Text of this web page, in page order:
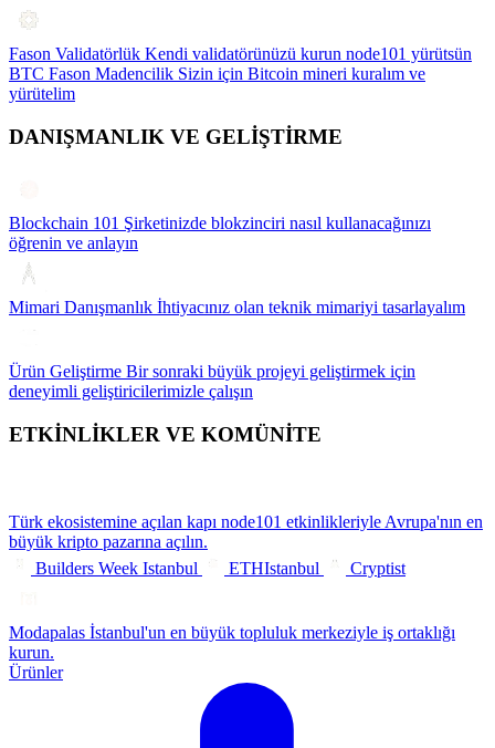
Fason Validatörlük Kendi validatörünüzü kurun node101 yürütsün
BTC Fason Madencilik Sizin için Bitcoin mineri kuralım ve
yürütelim
DANIŞMANLIK VE GELİŞTİRME
Blockchain 101 Şirketinizde blokzinciri nasıl kullanacağınızı
öğrenin ve anlayın
Mimari Danışmanlık İhtiyacınız olan teknik mimariyi tasarlayalım
Ürün Geliştirme Bir sonraki büyük projeyi geliştirmek için
deneyimli geliştiricilerimizle çalışın
ETKİNLİKLER VE KOMÜNİTE
Türk ekosistemine açılan kapı node101 etkinlikleriyle Avrupa'nın en
büyük kripto pazarına açılın.
Builders Week Istanbul
ETHIstanbul Cryptist
Modapalas İstanbul'un en büyük topluluk merkeziyle iş ortaklığı
kurun.
Ürünler